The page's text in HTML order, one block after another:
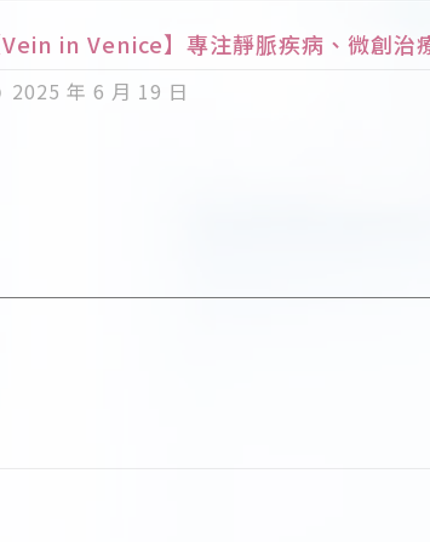
Vein in Venice】專注靜脈疾病、微創治
2025 年 6 月 19 日